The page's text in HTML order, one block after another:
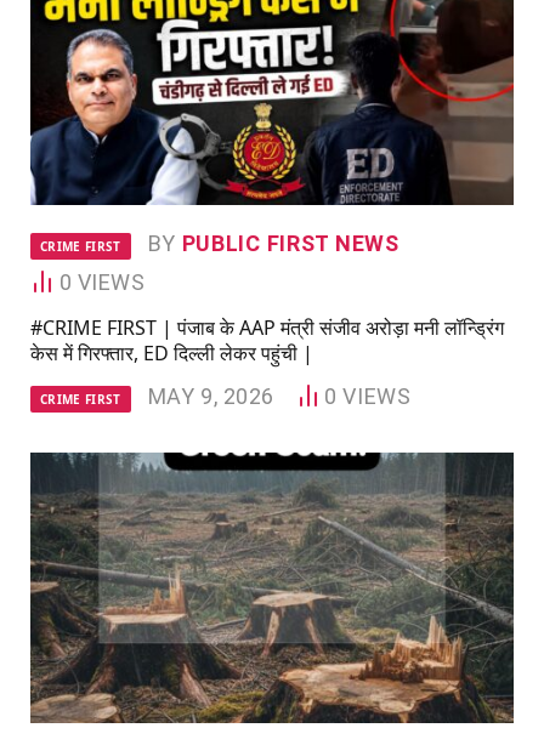
CRIME FIRST BY PUBLIC FIRST NEWS
0 VIEWS
#CRIME FIRST | पंजाब के AAP मंत्री संजीव अरोड़ा मनी लॉन्ड्रिंग
केस में गिरफ्तार, ED दिल्ली लेकर पहुंची |
CRIME FIRST MAY 9, 2026 0VIEWS